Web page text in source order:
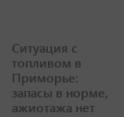
Ситуация с
топливом в
Приморье:
запасы в норме,
ажиотажа нет